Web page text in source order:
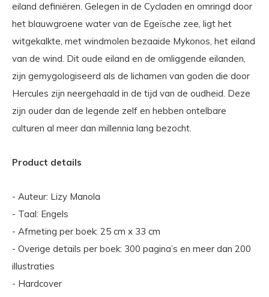
eiland definiëren. Gelegen in de Cycladen en omringd door
het blauwgroene water van de Egeïsche zee, ligt het
witgekalkte, met windmolen bezaaide Mykonos, het eiland
van de wind. Dit oude eiland en de omliggende eilanden,
zijn gemygologiseerd als de lichamen van goden die door
Hercules zijn neergehaald in de tijd van de oudheid. Deze
zijn ouder dan de legende zelf en hebben ontelbare
culturen al meer dan millennia lang bezocht.
Product details
- Auteur: Lizy Manola
- Taal: Engels
- Afmeting per boek: 25 cm x 33 cm
- Overige details per boek: 300 pagina’s en meer dan 200
illustraties
- Hardcover